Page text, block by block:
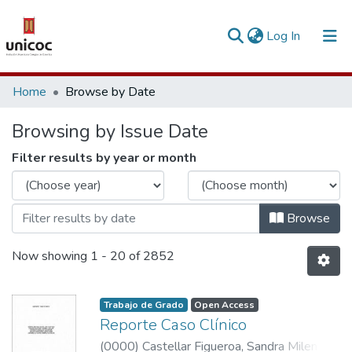
Log In (current)
Communities & Collections
Research Outputs
Fundings & Projects
People
Statistics
Home Browse by Date
Browsing by Issue Date
Filter results by year or month
Browse
Now showing 1 - 20 of 2852
Trabajo de Grado Open Access
Reporte Caso Clínico
(0000) Castellar Figueroa, Sandra Milena